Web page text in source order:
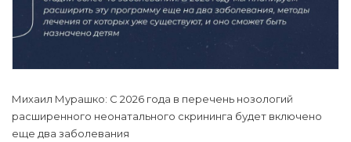
Михаил Мурашко: С 2026 года в перечень нозологий
расширенного неонатального скрининга будет включено
еще два заболевания